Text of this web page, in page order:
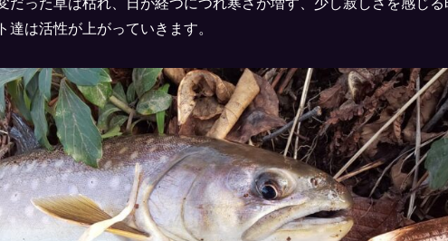
だった草は枯れ、日が経つにつれ寒さが増す、少し寂しさを感じる
達は活性が上がっていきます。